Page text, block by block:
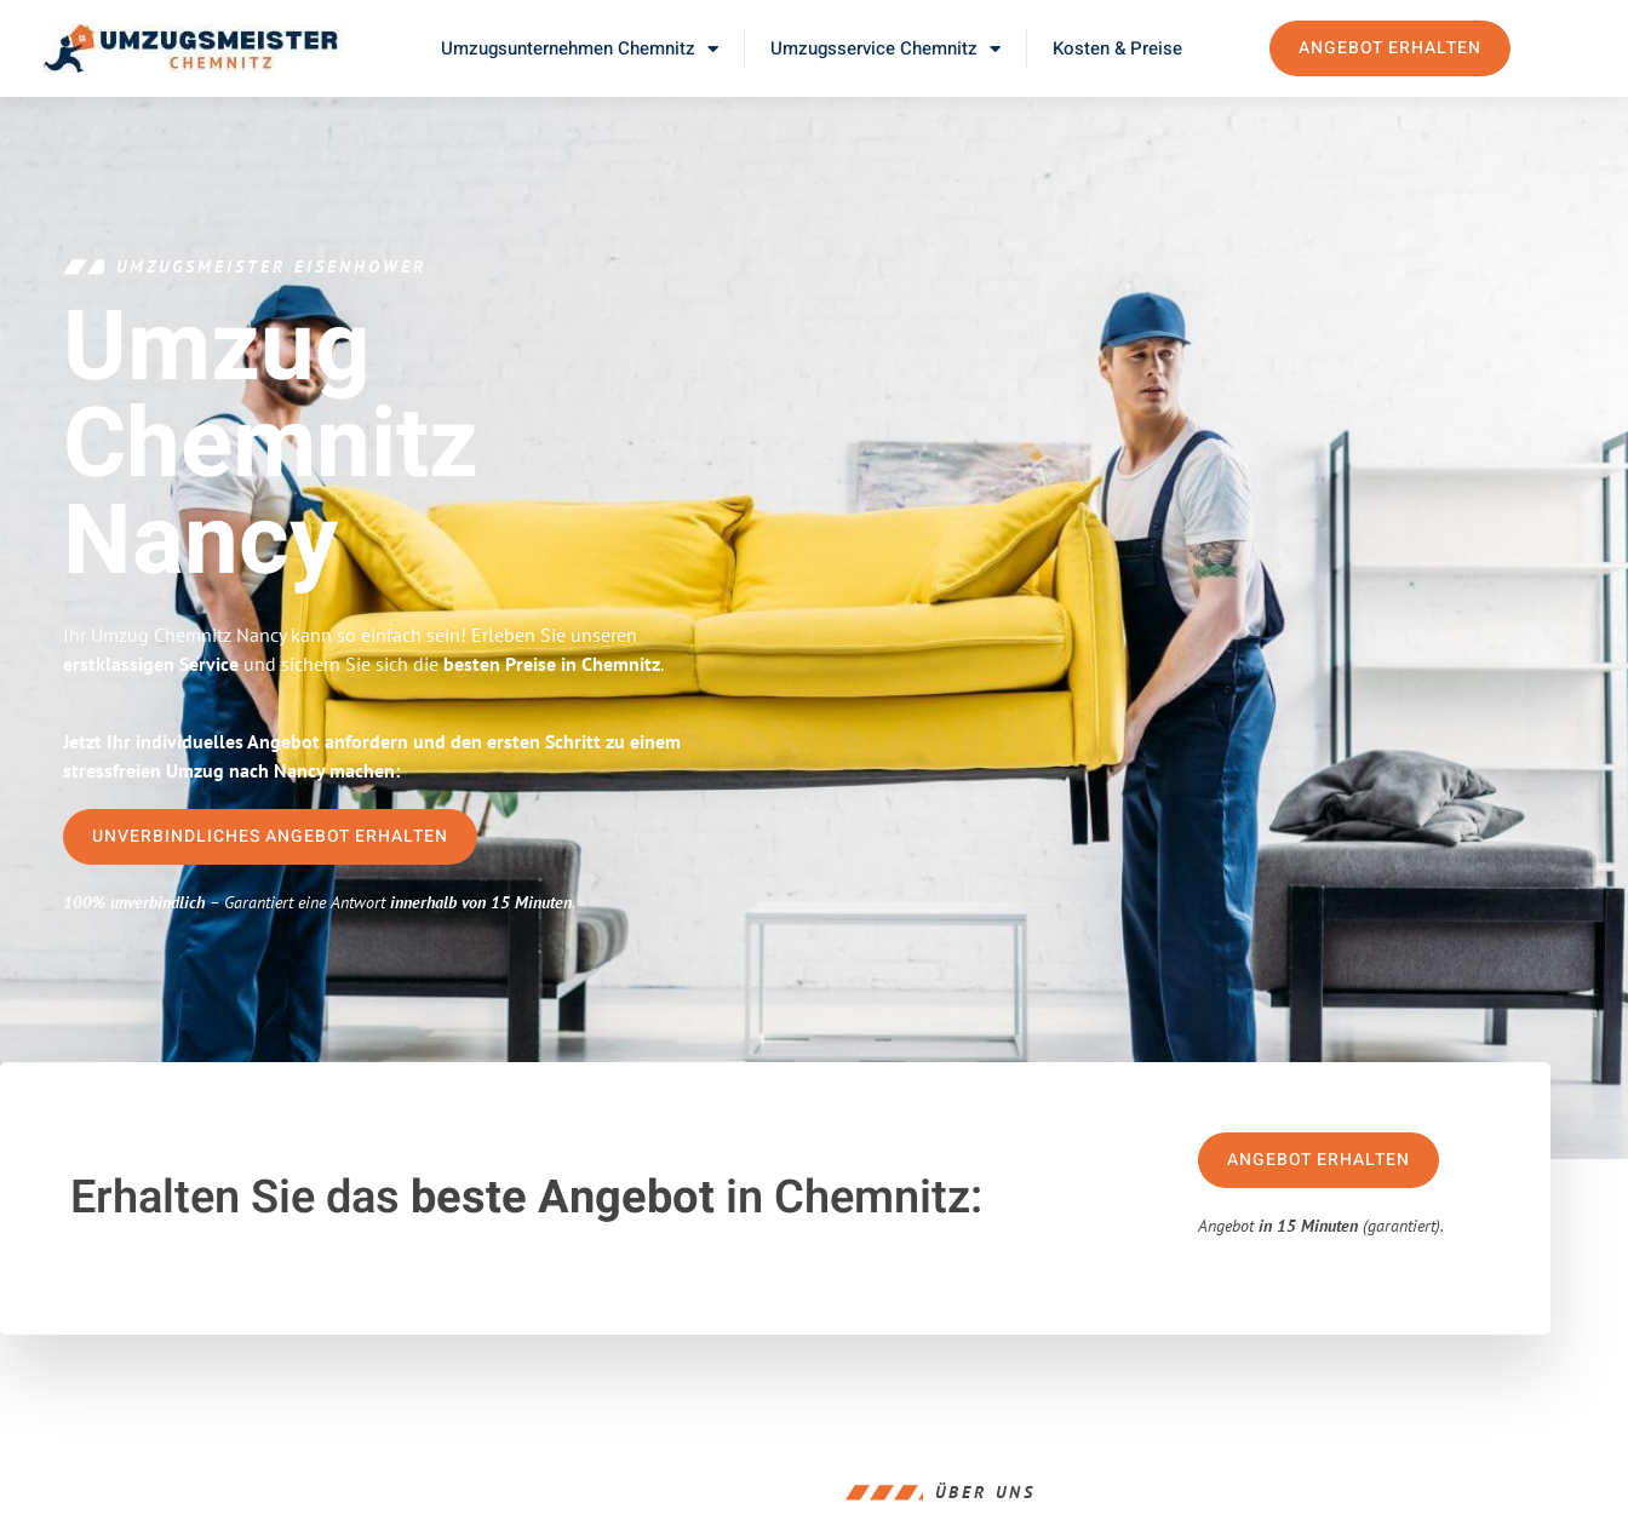
Umzugsunternehmen Chemnitz Umzugsservice Chemnitz Kosten & Preise ANGEBOT ERHALTEN
UMZUGSMEISTER EISENHOWER
Umzug
Chemnitz
Nancy
Ihr Umzug Chemnitz Nancy kann so einfach sein! Erleben Sie unseren
erstklassigen Serviceund sichern Sie sich diebesten Preise in Chemnitz.
Jetzt Ihr individuelles Angebot anfordern und den ersten Schritt zu einem
stressfreien Umzug nach Nancy machen:
UNVERBINDLICHES ANGEBOT ERHALTEN
100% unverbindlich– Garantiert eine Antwortinnerhalb von 15 Minuten.
Erhalten Sie das beste Angebotin Chemnitz:
ANGEBOT ERHALTEN
Angebotin 15 Minuten (garantiert).
ÜBER UNS